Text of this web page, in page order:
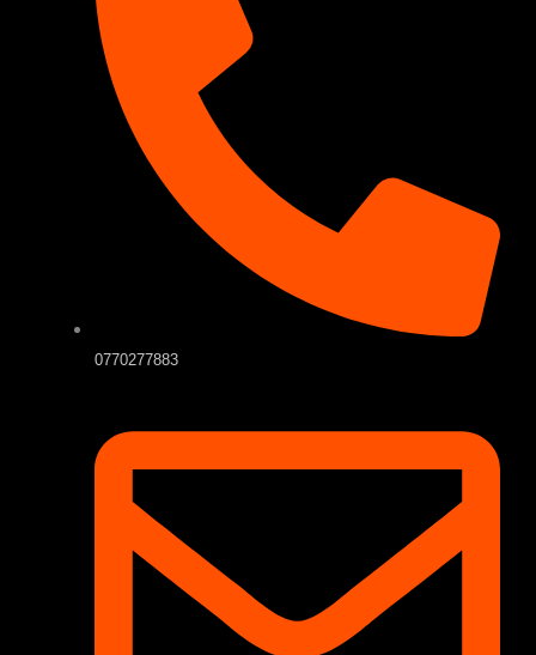
0770277883